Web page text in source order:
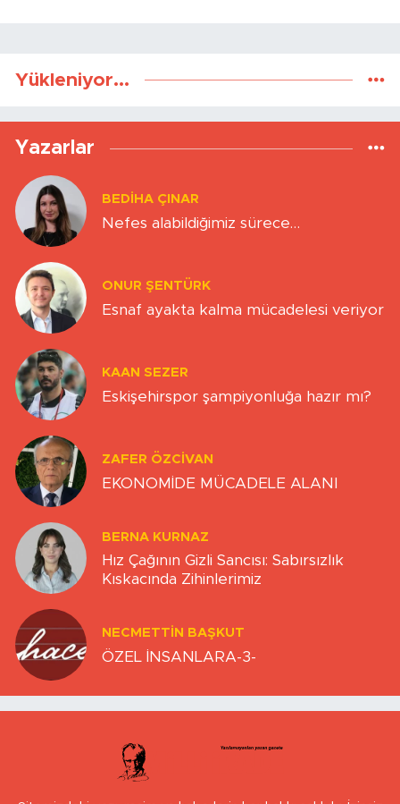
Yükleniyor...
Yazarlar
BEDIHA ÇINAR
Nefes alabildiğimiz sürece…
ONUR ŞENTÜRK
Esnaf ayakta kalma mücadelesi veriyor
KAAN SEZER
Eskişehirspor şampiyonluğa hazır mı?
ZAFER ÖZCIVAN
EKONOMİDE MÜCADELE ALANI
BERNA KURNAZ
Hız Çağının Gizli Sancısı: Sabırsızlık
Kıskacında Zihinlerimiz
NECMETTIN BAŞKUT
ÖZEL İNSANLARA-3-